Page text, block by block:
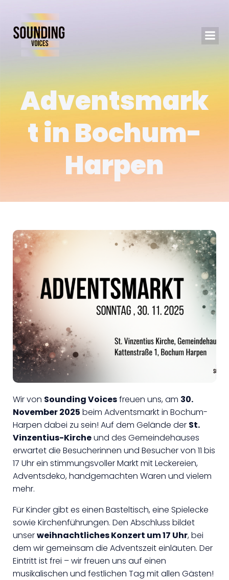
Adventsmark
t in Bochum-
Harpen
Wir von Sounding Voicesfreuen uns, am 30.
November 2025 beim Adventsmarkt in Bochum-
Harpen dabei zu sein! Auf dem Gelände der St.
Vinzentius-Kircheund des Gemeindehauses
erwartet die Besucherinnen und Besucher von 11 bis
17 Uhr ein stimmungsvoller Markt mit Leckereien,
Adventsdeko, handgemachten Waren und vielem
mehr.
Für Kinder gibt es einen Basteltisch, eine Spielecke
sowie Kirchenführungen. Den Abschluss bildet
unserweihnachtliches Konzert um 17 Uhr, bei
dem wir gemeinsam die Adventszeit einläuten. Der
Eintritt ist frei – wir freuen uns auf einen
musikalischen und festlichen Tag mit allen Gästen!